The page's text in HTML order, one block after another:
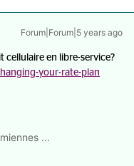
Forum|Forum|5 years ago
cellulaire en libre-service?
your-rate-plan
...